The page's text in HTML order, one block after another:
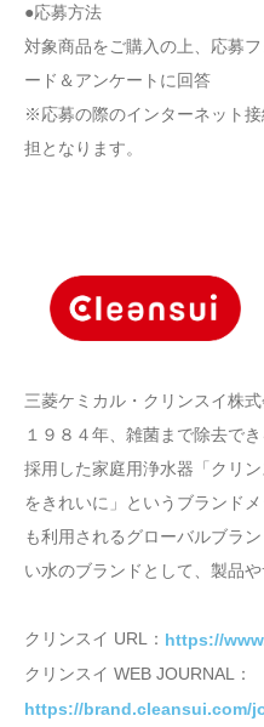
●応募方法
対象商品をご購入の上、応募
ード＆アンケートに回答
※応募の際のインターネット
担となります。
三菱ケミカル・クリンスイ株
１９８４年、雑菌まで除去で
採用した家庭用浄水器「クリ
をきれいに」というブランド
も利用されるグローバルブラ
い水のブランドとして、製品
クリンスイ URL： https://
クリンスイ WEB JOURNAL：
https://brand.cleansui.com/